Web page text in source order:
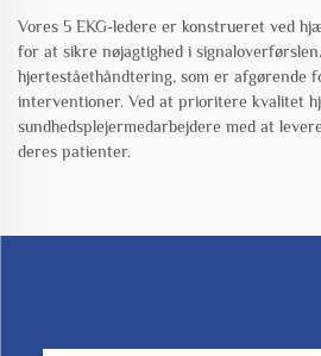
Vores 5 EKG-ledere er konstrueret ved
for at sikre nøjagtighed i
hjerteståethåndtering, som er afgørende
interventioner. Ved at prioritere kvalitet
sundhedsplejermedarbejdere med at
deres patienter.